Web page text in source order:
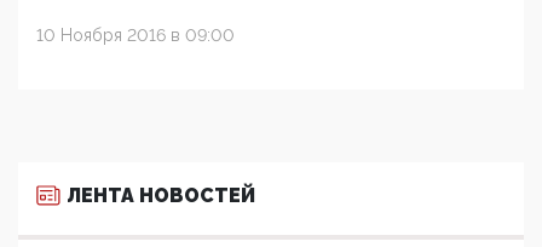
10 Ноября 2016 в 09:00
ЛЕНТА НОВОСТЕЙ